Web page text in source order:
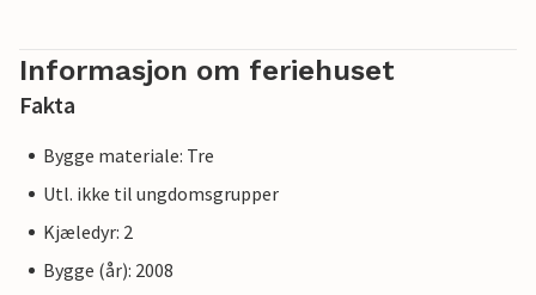
Informasjon om feriehuset
Fakta
Bygge materiale: Tre
Utl. ikke til ungdomsgrupper
Kjæledyr: 2
Bygge (år): 2008